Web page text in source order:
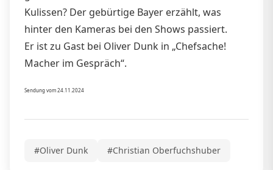
Kulissen? Der gebürtige Bayer erzählt, was
hinter den Kameras bei den Shows passiert.
Er ist zu Gast bei Oliver Dunk in „Chefsache!
Macher im Gespräch“.
Sendung vom 24.11.2024
#Oliver Dunk #Christian Oberfuchshuber